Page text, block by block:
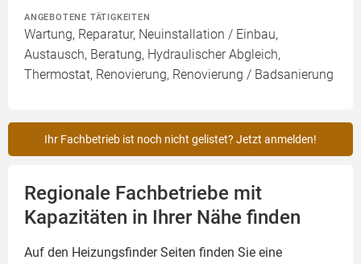
ANGEBOTENE TÄTIGKEITEN
Wartung, Reparatur, Neuinstallation / Einbau,
Austausch, Beratung, Hydraulischer Abgleich,
Thermostat, Renovierung, Renovierung / Badsanierung
Ihr Fachbetrieb ist noch nicht gelistet? Jetzt anmelden!
Regionale Fachbetriebe mit
Kapazitäten in Ihrer Nähe finden
Auf den Heizungsfinder Seiten finden Sie eine